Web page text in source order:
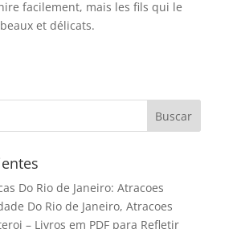
facilement, mais les fils qui le
et délicats.
Do Rio de Janeiro: Atracoes
Do Rio de Janeiro, Atracoes
– Livros em PDF para Refletir